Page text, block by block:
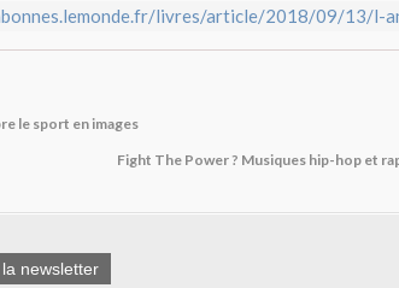
le sport en images
Fight The Power ? Musiques hip-hop et
newsletter